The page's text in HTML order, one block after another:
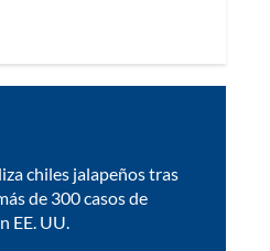
chiles jalapeños tras
de 300 casos de
EE. UU.